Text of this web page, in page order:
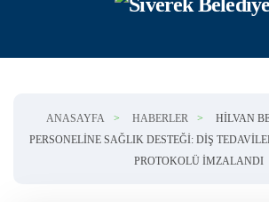
ANASAYFA HABERLER
HILVAN
PERSONELINE SAĞLIK DESTEĞI: DIŞ
PROTOKOLÜ İMZALANDI